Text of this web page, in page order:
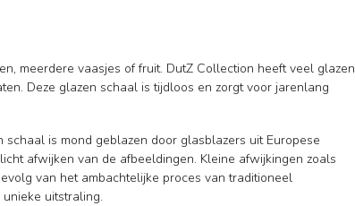
meerdere vaasjes of fruit. DutZ Collection heeft veel glazen
Deze glazen schaal is tijdloos en zorgt voor jarenlang
is mond geblazen door glasblazers uit Europese
afwijken van de afbeeldingen. Kleine afwijkingen zoals
van het ambachtelijke proces van traditioneel
uitstraling.